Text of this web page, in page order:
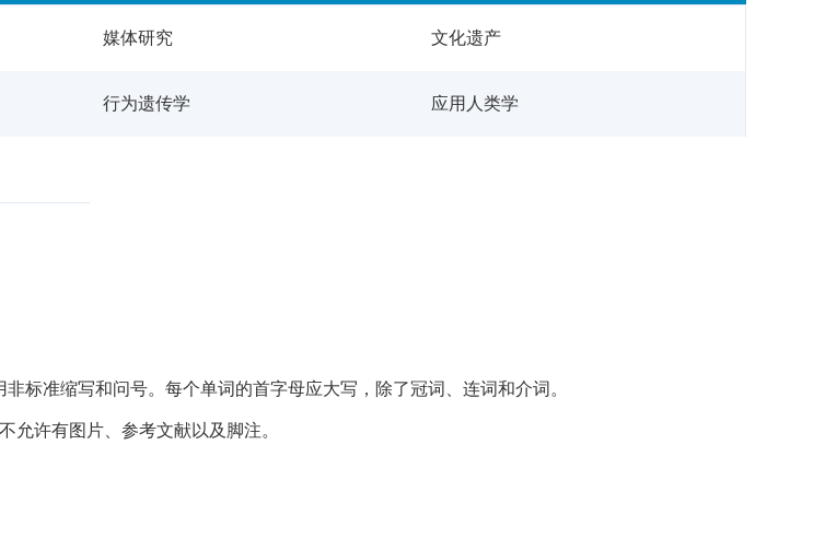
媒体研究 文化遗产
行为遗传学 应用人类学
标准缩写和问号。每个单词的首字母应大写，除了冠词、连词和介词。
允许有图片、参考文献以及脚注。